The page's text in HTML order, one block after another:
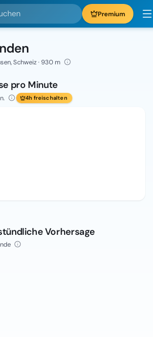
Premium
Schweiz · 930 m
pro Minute
4h freischalten
Vorhersage